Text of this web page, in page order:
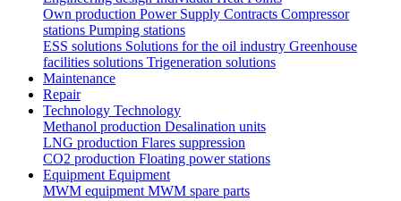
Own production Power Supply Contracts Compressor
stations Pumping stations
ESS solutions Solutions for the oil industry Greenhouse
facilities solutions Trigeneration solutions
Maintenance
Repair
Technology Technology
Methanol production Desalination units
LNG production Flares suppression
СО2 production Floating power stations
EquipmentEquipment
MWM equipmentMWM spare parts